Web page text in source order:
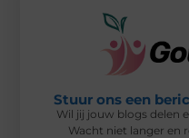
Stuur ons een
Wil jij jouw blogs delen
Wacht niet langer en